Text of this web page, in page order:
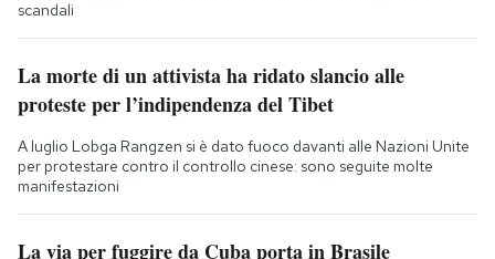
scandali
La morte di un attivista ha ridato slancio alle
proteste per l’indipendenza del Tibet
A luglio Lobga Rangzen si è dato fuoco davanti alle Nazioni Unite
per protestare contro il controllo cinese: sono seguite molte
manifestazioni
La via per fuggire da Cuba porta in Brasile